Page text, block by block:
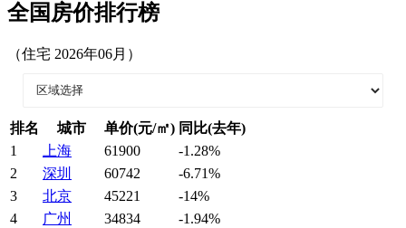
全国房价排行榜
（住宅 2026年06月）
排名 城市 单价(元/㎡) 同比(去年)
1
上海 61900
-1.28%
2
深圳 60742
-6.71%
3
北京 45221
-14%
4
广州 34834
-1.94%